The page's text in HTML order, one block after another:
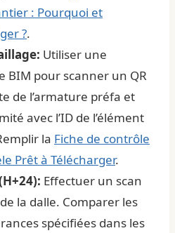
: Pourquoi et
?.
Utiliser une
BIM pour scanner un QR
de l’armature préfa et
avec l’ID de l’élément
la Fiche de contrôle
Prêt à Télécharger.
Effectuer un scan
la dalle. Comparer les
spécifiées dans les